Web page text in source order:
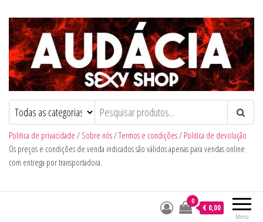
Audacia Sexy Shop
Politica de privacidade / Sobre nós/Termos e condições/ Politica de devolução
Os preços e condições de venda indicados são válidos apenas para vendas online
com entrega por transportadora.
Menu
0
€ 0,00